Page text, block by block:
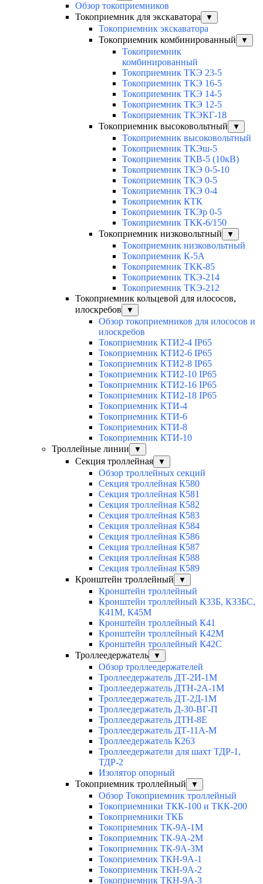
Обзор токоприемников
Токоприемник для экскаватора
▼
Токоприемник экскаватора
Токоприемник комбинированный
▼
Токоприемник
комбинированный
Токоприемник ТКЭ 23-5
Токоприемник ТКЭ 16-5
Токоприемник ТКЭ 14-5
Токоприемник ТКЭ 12-5
Токоприемник ТКЭКГ-18
Токоприемник высоковольтный
▼
Токоприемник высоковольтный
Токоприемник ТКЭш-5
Токоприемник ТКВ-5 (10кВ)
Токоприемник ТКЭ 0-5-10
Токоприемник ТКЭ 0-5
Токоприемник ТКЭ 0-4
Токоприемник КТК
Токоприемник ТКЭр 0-5
Токоприемник ТКК-6/150
Токоприемник низковольтный
▼
Токоприемник низковольтный
Токоприемник К-5А
Токоприемник ТКК-85
Токоприемник ТКЭ-214
Токоприемник ТКЭ-212
Токоприемник кольцевой для илососов,
илоскребов
▼
Обзор токоприемников для илососов и
илоскребов
Токоприемник КТИ2-4 IP65
Токоприемник КТИ2-6 IP65
Токоприемник КТИ2-8 IP65
Токоприемник КТИ2-10 IP65
Токоприемник КТИ2-16 IP65
Токоприемник КТИ2-18 IP65
Токоприемник КТИ-4
Токоприемник КТИ-6
Токоприемник КТИ-8
Токоприемник КТИ-10
Троллейные линии
▼
Секция троллейная ▼
Обзор троллейных секций
Секция троллейная К580
Секция троллейная К581
Секция троллейная К582
Секция троллейная К583
Секция троллейная К584
Секция троллейная К586
Секция троллейная К587
Секция троллейная К588
Секция троллейная К589
Кронштейн троллейный
▼
Кронштейн троллейный
Кронштейн троллейный К33Б, К33БС,
К41М, К45М
Кронштейн троллейный К41
Кронштейн троллейный К42М
Кронштейн троллейный К42С
Троллеедержатель
▼
Обзор троллеедержателей
Троллеедержатель ДТ-2И-1М
Троллеедержатель ДТН-2А-1М
Троллеедержатель ДТ-2Д-1М
Троллеедержатель Д-30-ВГ-П
Троллеедержатель ДТН-8Е
Троллеедержатель ДТ-11А-М
Троллеедержатель К263
Троллеедержатели для шахт ТДР-1,
ТДР-2
Изолятор опорный
Токоприемник троллейный
▼
Обзор Токоприемник троллейный
Токоприемники ТКК-100 и ТКК-200
Токоприемники ТКБ
Токоприемник ТК-9А-1М
Токоприемник ТК-9А-2М
Токоприемник ТК-9А-3М
Токоприемник ТКН-9А-1
Токоприемник ТКН-9А-2
Токоприемник ТКН-9А-3